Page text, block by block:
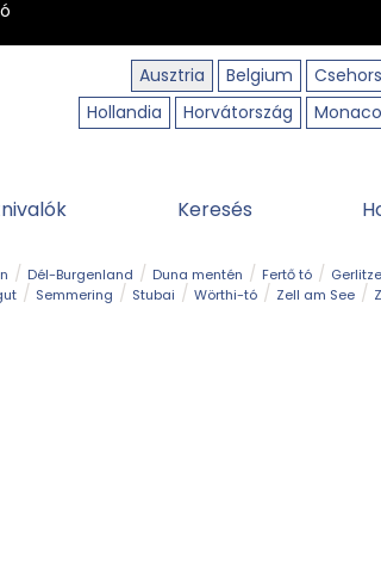
Ausztria
Belgium
Hollandia
Horvátország Monaco
Keresés
Dél-Burgenland Duna mentén Fertő tó
Semmering Stubai Wörthi-tó Zell am See